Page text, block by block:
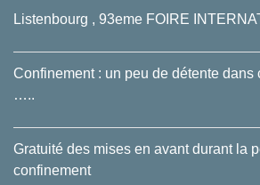
Listenbourg , 93eme FOIRE
Confinement : un peu de détente dans
…..
Gratuité des mises en avant durant la
confinement